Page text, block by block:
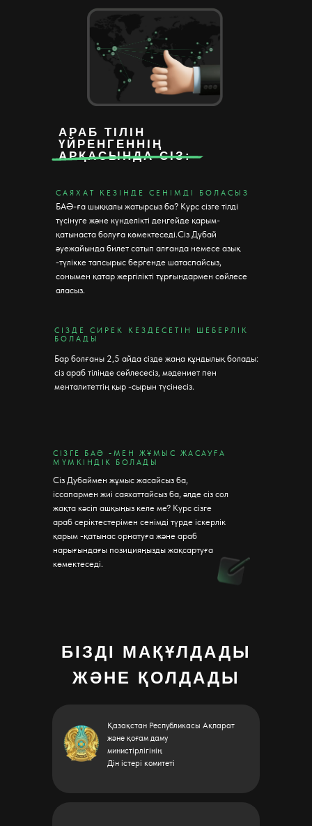
АРАБ ТІЛІН
ҮЙРЕНГЕННІҢ
АРҚАСЫНДА СІЗ:
САЯХАТ КЕЗІНДЕ СЕНІМДІ БОЛАСЫЗ
СІЗДЕ СИРЕК КЕЗДЕСЕТІН ШЕБЕРЛІК
БОЛАДЫ
СІЗГЕ БАӘ -МЕН ЖҰМЫС ЖАСАУҒА
МҮМКІНДІК БОЛАДЫ
БАӘ-ға шыққалы жатырсыз ба? Курс сізге тілді
түсінуге және күнделікті деңгейде қарым-
қатынаста болуға көмектеседі.Сіз Дубай
әуежайында билет сатып алғанда немесе азық
-түлікке тапсырыс бергенде шатаспайсыз,
сонымен қатар жергілікті тұрғындармен сөйлесе
аласыз.
Бар болғаны 2,5 айда сізде жаңа құндылық болады:
сіз араб тілінде сөйлесесіз, мәдениет пен
менталитеттің қыр -сырын түсінесіз.
Сіз Дубаймен жұмыс жасайсыз ба,
іссапармен жиі саяхаттайсыз ба, әлде сіз сол
жақта кәсіп ашқыңыз келе ме? Курс сізге
араб серіктестерімен сенімді түрде іскерлік
қарым -қатынас орнатуға және араб
нарығындағы позицияңызды жақсартуға
көмектеседі.
БІЗДІ МАҚҰЛДАДЫ
ЖӘНЕ ҚОЛДАДЫ
Қазақстан Республикасы Ақпарат
және қоғам даму
министірлігінің
Дін істері комитеті